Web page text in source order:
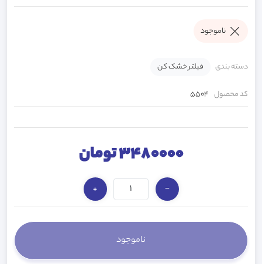
ناموجود
دسته بندی فیلتر خشک کن
کد محصول 5504
3480000 تومان
−
+